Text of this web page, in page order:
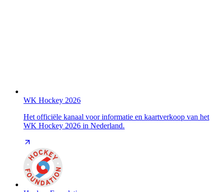
WK Hockey 2026
Het officiële kanaal voor informatie en kaartverkoop van het
WK Hockey 2026 in Nederland.